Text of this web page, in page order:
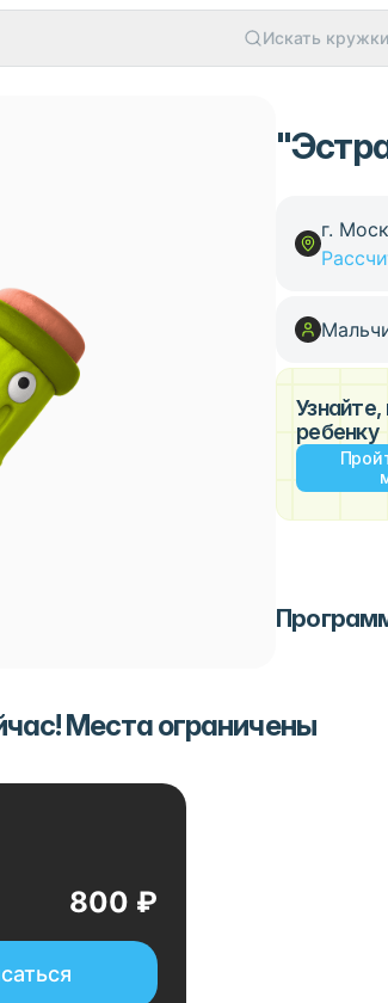
Искать
г.
ребенку
Места ограничены
800 ₽